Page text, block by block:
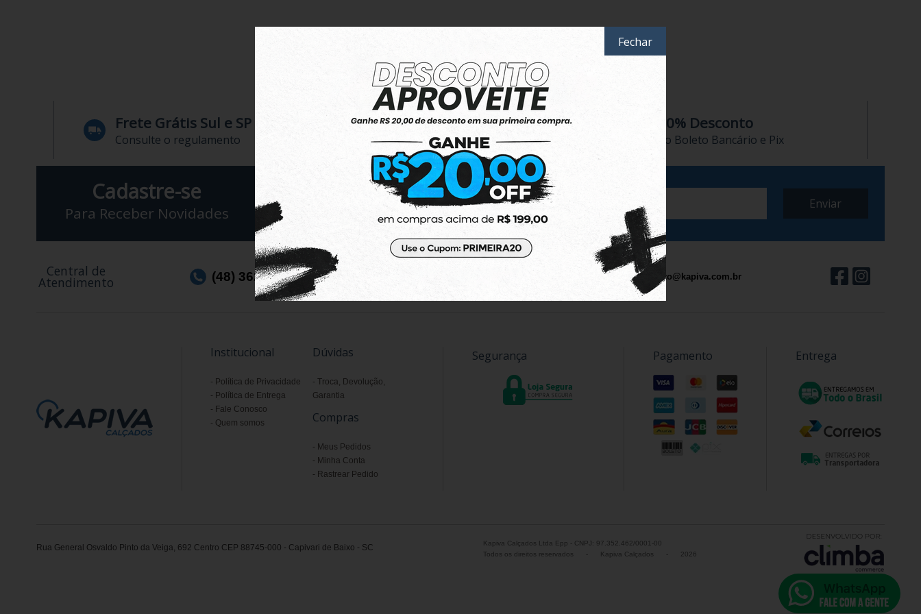
Frete Grátis Sul e SP
Consulte o regulamento
6x Sem Juros
no Cartão de Crédito
10% Desconto
no Boleto Bancário e Pix
Cadastre-se
Para Receber Novidades
Central de
Atendimento (48) 3623-1991 contato@kapiva.com.br
Institucional
Política de Privacidade
Política de Entrega
Fale Conosco
Quem somos
Dúvidas
Troca, Devolução,
Garantia
Compras
Meus Pedidos
Minha Conta
Rastrear Pedido
Segurança Pagamento Entrega
Rua General Osvaldo Pinto da Veiga, 692 Centro CEP 88745-000 - Capivari de Baixo - SC
Kapiva Calçados Ltda Epp - CNPJ: 97.352.462/0001-00
Todos os direitos reservados
- Kapiva Calçados - 2026
Fechar